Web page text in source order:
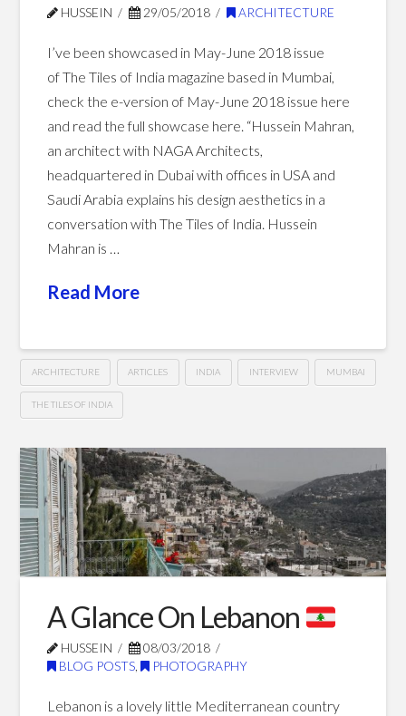
HUSSEIN 29/05/2018 ARCHITECTURE
I’ve been showcased in May-June 2018 issue
of The Tiles of India magazine based in Mumbai,
check the e-version of May-June 2018 issue here
and read the full showcase here. “Hussein Mahran,
an architect with NAGA Architects,
headquartered in Dubai with offices in USA and
Saudi Arabia explains his design aesthetics in a
conversation with The Tiles of India. Hussein
Mahran is …
Read More
ARCHITECTURE ARTICLES INDIA INTERVIEW MUMBAI
THE TILES OF INDIA
Architect
–
The
Tiles
India
Magazine05.29.2018
A Glance On Lebanon
HUSSEIN
08/03/2018
BLOG POSTS, PHOTOGRAPHY
Lebanon is a lovely little Mediterranean country